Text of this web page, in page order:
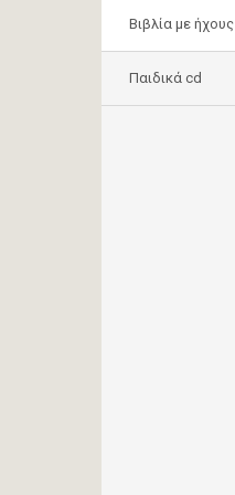
Βιβλία με ήχους
Παιδικά cd